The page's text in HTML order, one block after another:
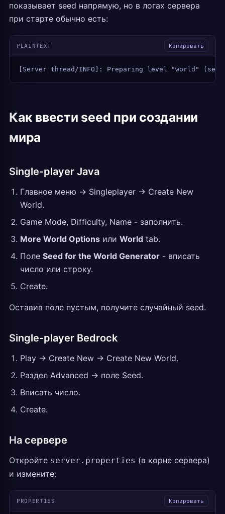
показывает seed напрямую, но в логах сервера
при старте обычно есть:
PLAINTEXT Копировать
[Server thread/INFO]: Preparing level "world"
Как ввести seed при создании
мира
Single-player Java
Главное меню -> Singleplayer -> Create New
World.
Game Mode, Difficulty, Name - заполнить.
More World Options или World tab.
Поле Seed for the World Generator - вписать
число или строку.
Create.
Оставив поле пустым, получите случайный seed.
Single-player Bedrock
Play -> Create New -> Create New World.
Раздел Advanced -> поле Seed.
Вписать число.
Create.
На сервере
Откройте server.properties (в корне сервера)
и измените:
PROPERTIES Копировать